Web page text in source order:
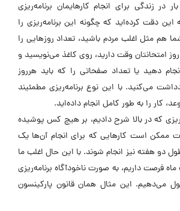
زندگی برای انجام کارهایمان برنامه‌ریزی
این دقت کرده‌اید که چگونه این برنامه‌ریزی را
هم مثل اغلب مردم باشید، تعداد روزهایی را
روز امتحانتان وقت دارید، روی کاغذ می‌نویسید و
دهید یا تعداد صفحاتی را که باید هرروز
می‌کنید. با این نوع برنامه‌ریزی مطمئیند
کار را به طور کامل انجام داده‌اید.
که در بالا شرح دادیم، بر هیچ کس پوشیده
ممکن است کارهایی که برای انجام آن‌ها یک
دو هفته نیز انجام شوند. با این حال اغلب ما
فرصت داریم، به صورت ناخودآگاه برنامه‌ریزی
می‌دهیم. این مثال همان قانون پارکینسون